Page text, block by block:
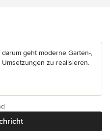
geht moderne Garten-,
zu realisieren.